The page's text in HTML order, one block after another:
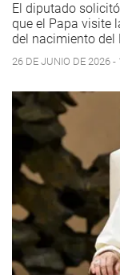
El diputado
que el Papa visite
del nacimiento del
26 DE JUNIO DE 2026 -